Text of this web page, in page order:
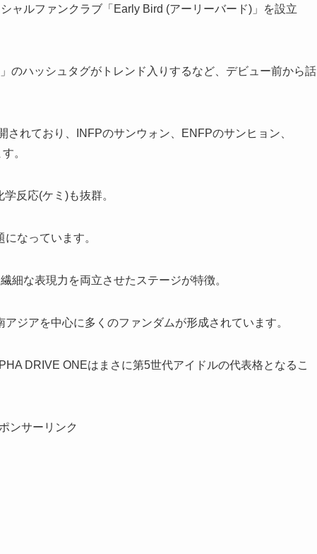
ャルファンクラブ「Early Bird (アーリーバード)」を設立
のハッシュタグがトレンド入りするなど、デビュー前から話
れており、INFPのサンウォン、ENFPのサンヒョン、
。
反応(ケミ)も抜群。
なっています。
細な表現力を両立させたステージが特徴。
ジアを中心に多くのファンダムが形成されています。
DRIVE ONEはまさに第5世代アイドルの代表格となるこ
ンサーリンク